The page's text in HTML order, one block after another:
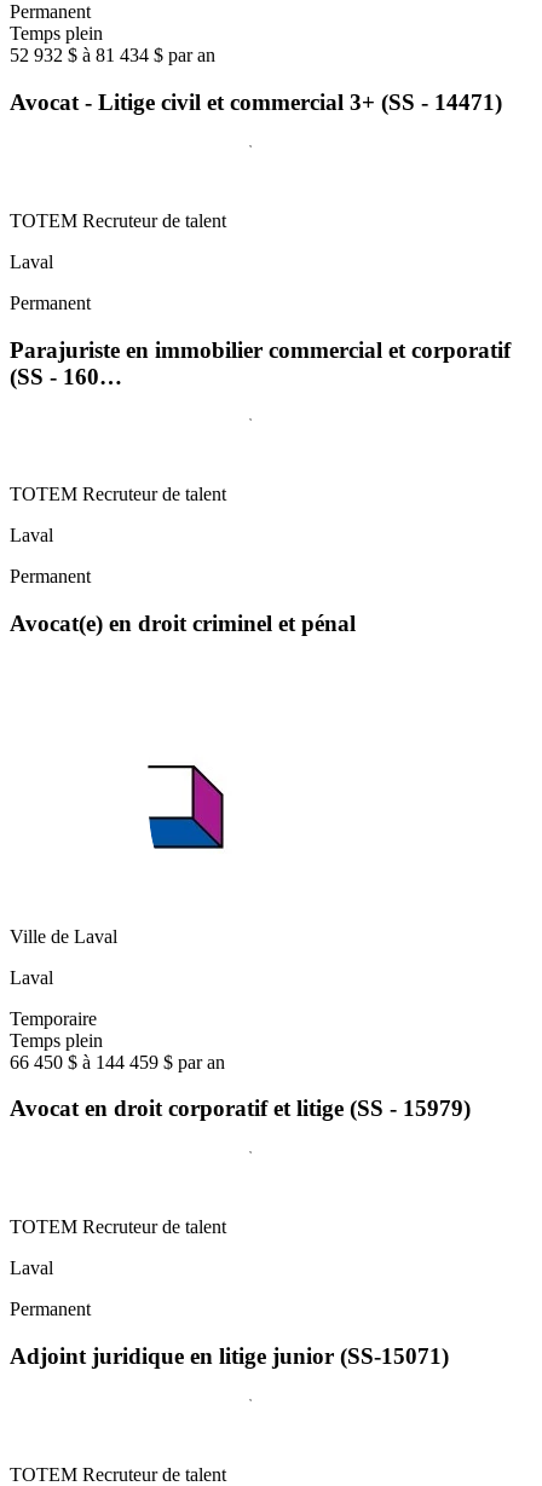
Permanent
Temps plein
52 932 $ à 81 434 $ par an
Avocat - Litige civil et commercial 3+ (SS - 14471)
TOTEM Recruteur de talent
Laval
Permanent
Parajuriste en immobilier commercial et corporatif
(SS - 160…
TOTEM Recruteur de talent
Laval
Permanent
Avocat(e) en droit criminel et pénal
Ville de Laval
Laval
Temporaire
Temps plein
66 450 $ à 144 459 $ par an
Avocat en droit corporatif et litige (SS - 15979)
TOTEM Recruteur de talent
Laval
Permanent
Adjoint juridique en litige junior (SS-15071)
TOTEM Recruteur de talent